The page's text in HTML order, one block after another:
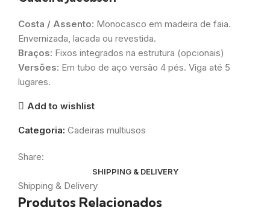
Costa / Assento: Monocasco em madeira de faia.
Envernizada, lacada ou revestida.
Braços: Fixos integrados na estrutura (opcionais)
Versões: Em tubo de aço versão 4 pés. Viga até 5
lugares.
Add to wishlist
Categoria: Cadeiras multiusos
Share:
SHIPPING & DELIVERY
Shipping & Delivery
Produtos Relacionados